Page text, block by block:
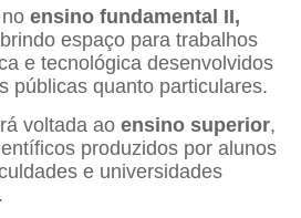
ensino fundamental II,
espaço para trabalhos
e tecnológica desenvolvidos
públicas quanto particulares.
voltada ao ensino superior,
produzidos por alunos
e universidades